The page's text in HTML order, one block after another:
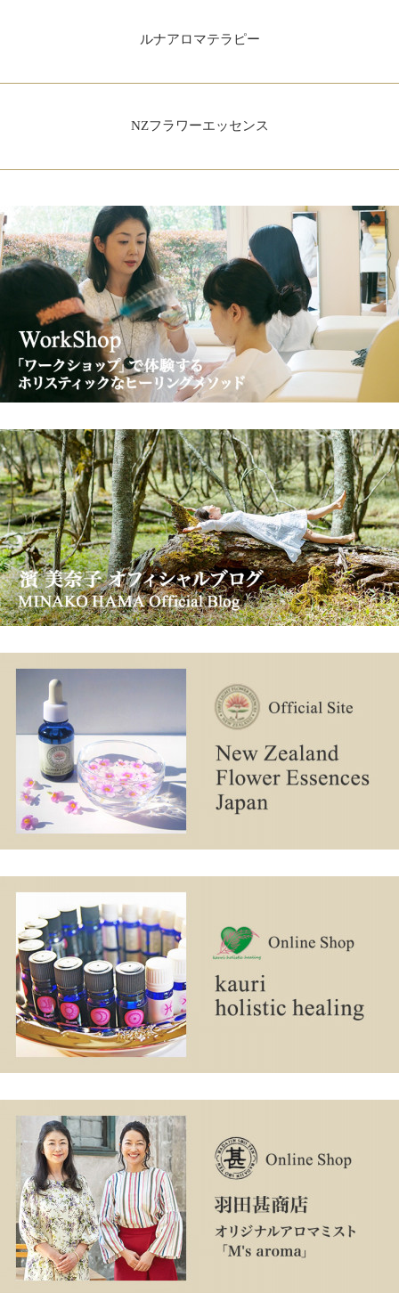
ルナアロマテラピー
NZフラワーエッセンス